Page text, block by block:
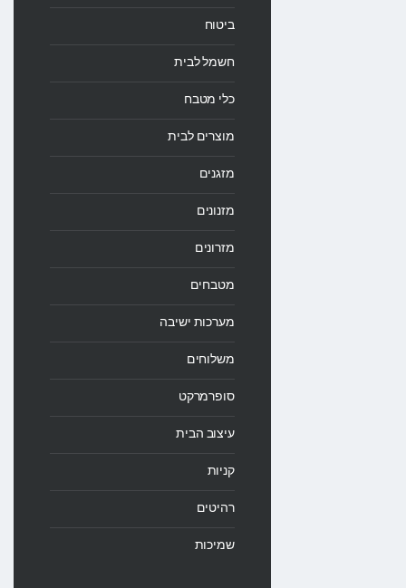
ביטוח
חשמל לבית
כלי מטבח
מוצרים לבית
מזגנים
מזנונים
מזרונים
מטבחים
מערכות ישיבה
משלוחים
סופרמרקט
עיצוב הבית
קניות
רהיטים
שמיכות